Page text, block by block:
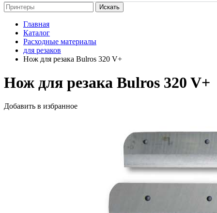
Искать
Главная
Каталог
Расходные материалы
для резаков
Нож для резака Bulros 320 V+
Нож для резака Bulros 320 V+
Добавить в избранное